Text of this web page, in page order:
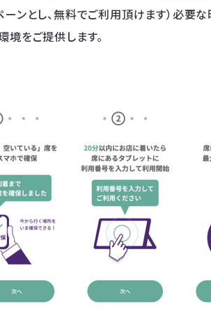
ーンとし、無料でご利用頂けます）必要
境をご提供します。